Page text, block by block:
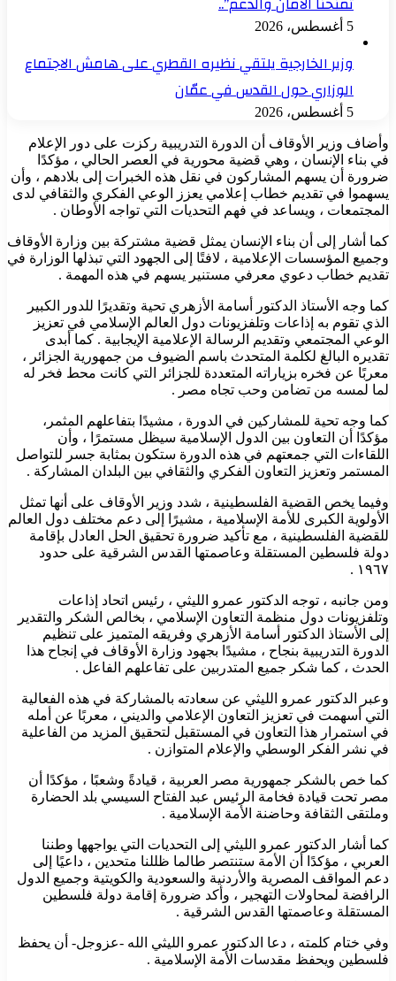
5 أغسطس، 2026
وزير الخارجية يلتقي نظيره القطري على هامش الاجتماع
الوزاري حول القدس في عمّان
5 أغسطس، 2026
وأضاف وزير الأوقاف أن الدورة التدريبية ركزت على دور الإعلام
في بناء الإنسان ، وهي قضية محورية في العصر الحالي ، مؤكدًا
ضرورة أن يسهم المشاركون في نقل هذه الخبرات إلى بلادهم ، وأن
يسهموا في تقديم خطاب إعلامي يعزز الوعي الفكري والثقافي لدى
المجتمعات ، ويساعد في فهم التحديات التي تواجه الأوطان .
كما أشار إلى أن بناء الإنسان يمثل قضية مشتركة بين وزارة الأوقاف
وجميع المؤسسات الإعلامية ، لافتًا إلى الجهود التي تبذلها الوزارة في
تقديم خطاب دعوي معرفي مستنير يسهم في هذه المهمة .
كما وجه الأستاذ الدكتور أسامة الأزهري تحية وتقديرًا للدور الكبير
الذي تقوم به إذاعات وتلفزيونات دول العالم الإسلامي في تعزيز
الوعي المجتمعي وتقديم الرسالة الإعلامية الإيجابية . كما أبدى
تقديره البالغ لكلمة المتحدث باسم الضيوف من جمهورية الجزائر ،
معربًا عن فخره بزياراته المتعددة للجزائر التي كانت محط فخر له
لما لمسه من تضامن وحب تجاه مصر .
كما وجه تحية للمشاركين في الدورة ، مشيدًا بتفاعلهم المثمر،
مؤكدًا أن التعاون بين الدول الإسلامية سيظل مستمرًا ، وأن
اللقاءات التي جمعتهم في هذه الدورة ستكون بمثابة جسر للتواصل
المستمر وتعزيز التعاون الفكري والثقافي بين البلدان المشاركة .
وفيما يخص القضية الفلسطينية ، شدد وزير الأوقاف على أنها تمثل
الأولوية الكبرى للأمة الإسلامية ، مشيرًا إلى دعم مختلف دول العالم
للقضية الفلسطينية ، مع تأكيد ضرورة تحقيق الحل العادل بإقامة
دولة فلسطين المستقلة وعاصمتها القدس الشرقية على حدود
١٩٦٧ .
ومن جانبه ، توجه الدكتور عمرو الليثي ، رئيس اتحاد إذاعات
وتلفزيونات دول منظمة التعاون الإسلامي ، بخالص الشكر والتقدير
إلى الأستاذ الدكتور أسامة الأزهري وفريقه المتميز على تنظيم
الدورة التدريبية بنجاح ، مشيدًا بجهود وزارة الأوقاف في إنجاح هذا
الحدث ، كما شكر جميع المتدربين على تفاعلهم الفاعل .
وعبر الدكتور عمرو الليثي عن سعادته بالمشاركة في هذه الفعالية
التي أسهمت في تعزيز التعاون الإعلامي والديني ، معربًا عن أمله
في استمرار هذا التعاون في المستقبل لتحقيق المزيد من الفاعلية
في نشر الفكر الوسطي والإعلام المتوازن .
كما خص بالشكر جمهورية مصر العربية ، قيادةً وشعبًا ، مؤكدًا أن
مصر تحت قيادة فخامة الرئيس عبد الفتاح السيسي بلد الحضارة
وملتقى الثقافة وحاضنة الأمة الإسلامية .
كما أشار الدكتور عمرو الليثي إلى التحديات التي يواجهها وطننا
العربي ، مؤكدًا أن الأمة ستنتصر طالما ظللنا متحدين ، داعيًا إلى
دعم المواقف المصرية والأردنية والسعودية والكويتية وجميع الدول
الرافضة لمحاولات التهجير ، وأكد ضرورة إقامة دولة فلسطين
المستقلة وعاصمتها القدس الشرقية .
وفي ختام كلمته ، دعا الدكتور عمرو الليثي الله -عزوجل- أن يحفظ
فلسطين ويحفظ مقدسات الأمة الإسلامية .